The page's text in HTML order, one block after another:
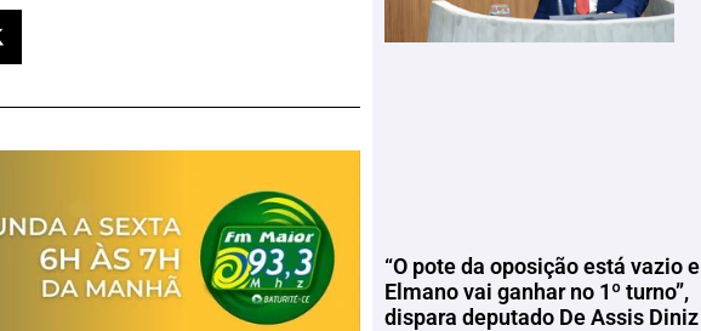
“O pote da oposição está vazio e
Elmano vai ganhar no 1º turno”,
dispara deputado De Assis Diniz